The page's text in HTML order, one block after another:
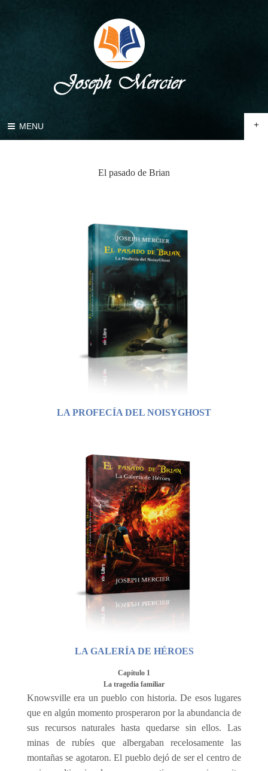
MENU +
El pasado de Brian
LA PROFECÍA DEL NOISYGHOST
LA GALERÍA DE HÉROES
Capítulo 1
La tragedia familiar
Knowsville era un pueblo con historia. De esos lugares
que en algún momento prosperaron por la abundancia de
sus recursos naturales hasta quedarse sin ellos. Las
minas de rubíes que albergaban recelosamente las
montañas se agotaron. El pueblo dejó de ser el centro de